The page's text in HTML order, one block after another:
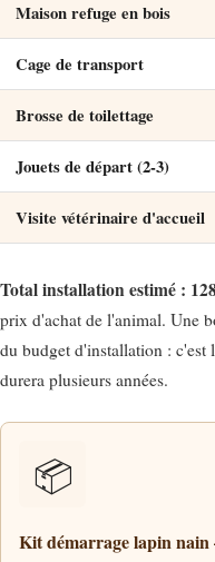
Maison refuge en bois
Cage de transport
Brosse de toilettage
Jouets de départ (2-3)
Visite vétérinaire d'accueil
Total installation estimé :
prix d'achat de l'animal. Une
du budget d'installation :
durera plusieurs années.
📦
Kit démarrage lapin nain